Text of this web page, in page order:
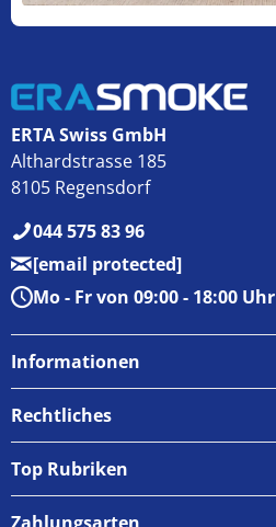
ERTA Swiss GmbH
Althardstrasse 185
8105 Regensdorf
044 575 83 96
[email protected]
Mo - Fr von 09:00 - 18:00 Uhr
Informationen
Über uns
Zahlungsarten
Rechtliches
AGB
Top Rubriken